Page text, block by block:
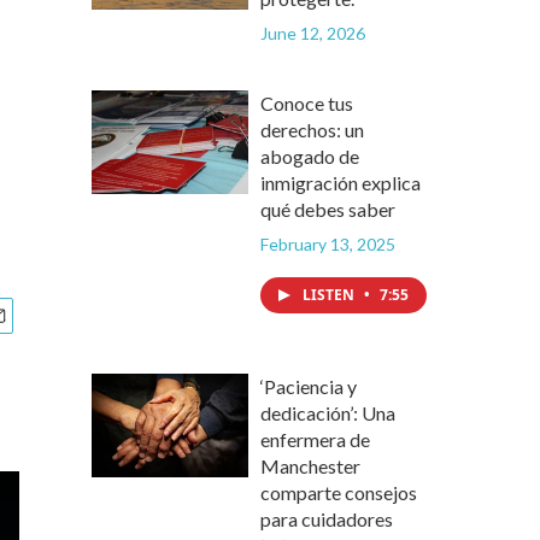
June 12, 2026
Conoce tus
derechos: un
abogado de
inmigración explica
qué debes saber
February 13, 2025
LISTEN • 7:55
‘Paciencia y
dedicación’: Una
enfermera de
Manchester
comparte consejos
para cuidadores